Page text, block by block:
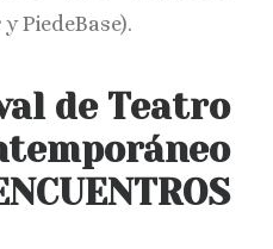
PiedeBase).
de Teatro